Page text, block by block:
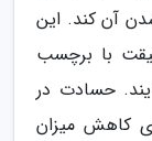
آن کند. این
با برچسب
حسادت در
کاهش میزان